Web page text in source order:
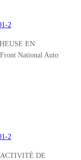
2
EN
National Auto
2
DE